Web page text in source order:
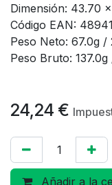
Dimensión: 43.70
Código EAN:
Peso Neto: 67.0g /
Peso Bruto:
24,24 €
Añadir a la